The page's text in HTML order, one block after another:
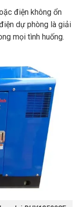
điện không ổn
dự phòng là giải
mọi tình huống.